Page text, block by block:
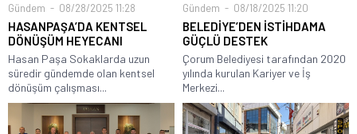
Gündem 08/28/2025 11:28
HASANPAŞA’DA KENTSEL
DÖNÜŞÜM HEYECANI
Hasan Paşa Sokaklarda uzun
süredir gündemde olan kentsel
dönüşüm çalışması...
Gündem 08/18/2025 11:20
BELEDİYE’DEN İSTİHDAMA
GÜÇLÜ DESTEK
Çorum Belediyesi tarafından 2020
yılında kurulan Kariyer ve İş
Merkezi...